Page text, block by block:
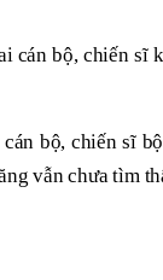
cán bộ, chiến sĩ
bộ, chiến sĩ
vẫn chưa tìm